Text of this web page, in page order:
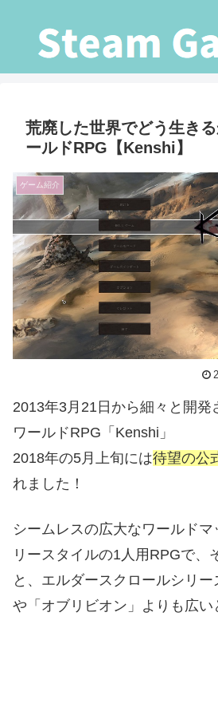
荒廃した世界でどう生き
ールドRPG【Kenshi】
ゲーム紹介
2013年3月21日から細々と開発
ワールドRPG「Kenshi」
2018年の5月上旬には待望の公
れました！
シームレスの広大なワールド
リースタイルの1人用RPGで、
と、エルダースクロールシリー
や「オブリビオン」よりも広い